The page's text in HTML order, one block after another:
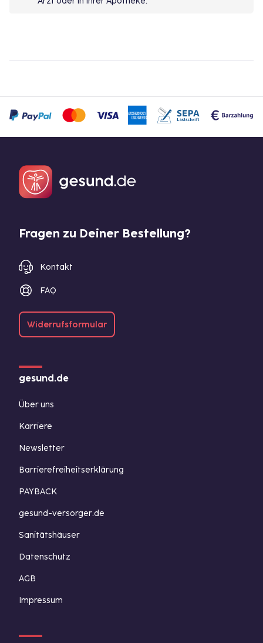
Fragen zu Deiner Bestellung?
Kontakt
FAQ
Widerrufsformular
gesund.de
Über uns
Karriere
Newsletter
Barrierefreiheitserklärung
PAYBACK
gesund-versorger.de
Sanitätshäuser
Datenschutz
AGB
Impressum